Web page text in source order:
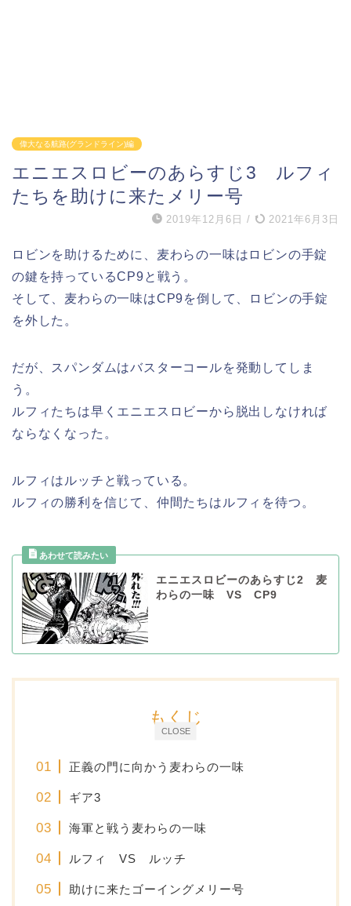
偉大なる航路(グランドライン)編
エニエスロビーのあらすじ3 ルフィ
たちを助けに来たメリー号
2019年12月6日 / 2021年6月3日
ロビンを助けるために、麦わらの一味はロビンの手錠
の鍵を持っているCP9と戦う。
そして、麦わらの一味はCP9を倒して、ロビンの手錠
を外した。
だが、スパンダムはバスターコールを発動してしま
う。
ルフィたちは早くエニエスロビーから脱出しなければ
ならなくなった。
ルフィはルッチと戦っている。
ルフィの勝利を信じて、仲間たちはルフィを待つ。
エニエスロビーのあらすじ2 麦
わらの一味 VS CP9
CLOSE
もくじ
正義の門に向かう麦わらの一味
ギア3
海軍と戦う麦わらの一味
ルフィ VS ルッチ
助けに来たゴーイングメリー号